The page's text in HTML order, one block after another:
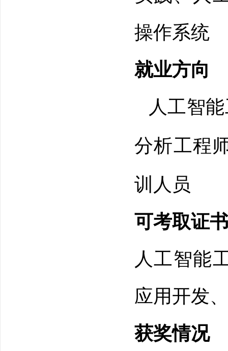
操作系统
就业方向
人工智
分析工程
训人员
可考取证书
人工智能
应用开发
获奖情况